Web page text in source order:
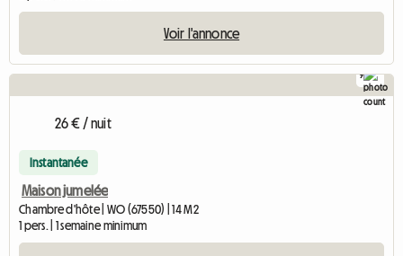
Voir l'annonce
9
26 € / nuit
Instantanée
Maison jumelée
Chambre d'hôte | WO (67550) | 14 M2
1 pers. | 1 semaine minimum